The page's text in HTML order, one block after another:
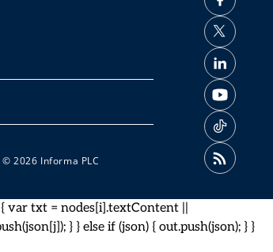
© 2026 Informa PLC
var txt = nodes[i].textContent ||
} } else if (json) { out.push(json); } }